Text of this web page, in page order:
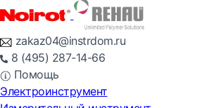
zakaz04@instrdom.ru
8 (495) 287-14-66
Помощь
Электроинструмент